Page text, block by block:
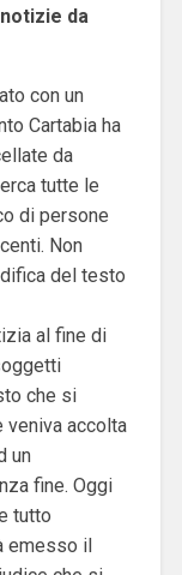
da
con un
Cartabia ha
da
tutte le
di persone
Non
del testo
al fine di
che si
veniva accolta
un
fine. Oggi
tutto
emesso il